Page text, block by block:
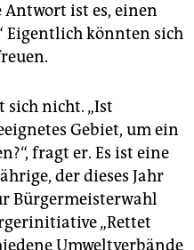
ist es, einen
Eigentlich könnten sich
nicht. „Ist
Gebiet, um ein
fragt er. Es ist eine
der dieses Jahr
Bürgermeisterwahl
„Rettet
Umweltverbände